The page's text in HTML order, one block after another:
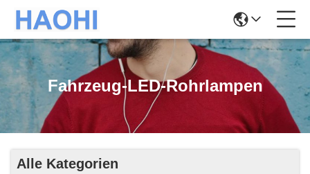
Fahrzeug-LED-Rohrlampen
Alle Kategorien